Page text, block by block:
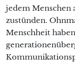
jedem Menschen
zustünden.
Menschheit